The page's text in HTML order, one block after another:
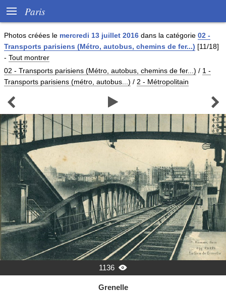
 Paris
Photos créées le mercredi 13 juillet 2016 dans la catégorie 02 -
Transports parisiens (Métro, autobus, chemins de fer...) [11/18]
- Tout montrer
02 - Transports parisiens (Métro, autobus, chemins de fer...) / 1 -
Transports parisiens (métro, autobus...) / 2 - Métropolitain
  
1136 
Grenelle